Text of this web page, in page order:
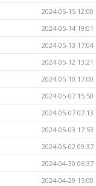
2024-05-15 12:00
2024-05-14 19:01
2024-05-13 17:04
2024-05-12 13:21
2024-05-10 17:00
2024-05-07 15:50
2024-05-07 07:13
2024-05-03 17:53
2024-05-02 09:37
2024-04-30 06:37
2024-04-29 15:00